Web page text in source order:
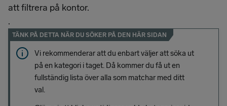
att filtrera på kontor.
.
TÄNK PÅ DETTA NÄR DU SÖKER PÅ DEN HÄR SIDAN
Vi rekommenderar att du enbart väljer att söka ut
på en kategori i taget. Då kommer du få ut en
fullständig lista över alla som matchar med ditt
val.